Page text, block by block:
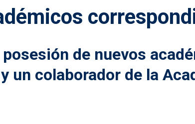
de nuevos
un colaborador de la